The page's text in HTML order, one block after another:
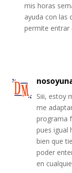
mis horas
ayuda con las
permite entrar
Siii, estoy
me
programa
pues igual
bien que
poder
en